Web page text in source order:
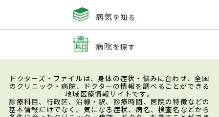
病気を知る
病院を探す
ドクターズ・ファイルは、身体の症状・悩みに合わせ、全国
のクリニック・病院、ドクターの情報を調べることができる
地域医療情報サイトです。
診療科目、行政区、沿線・駅、診療時間、医院の特徴などの
基本情報だけでなく、気になる症状、病名、検査名などから